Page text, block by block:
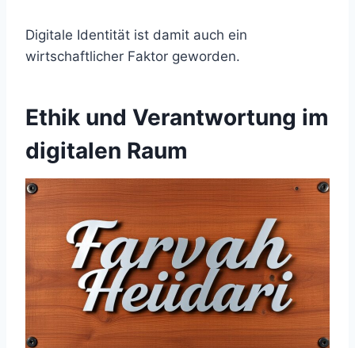
Digitale Identität ist damit auch ein
wirtschaftlicher Faktor geworden.
Ethik und Verantwortung im
digitalen Raum